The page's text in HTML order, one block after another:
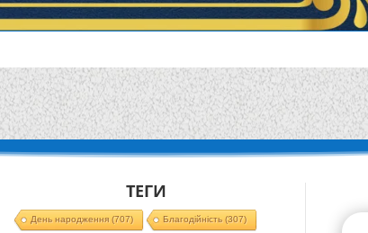
ТЕГИ
День народження(707) Благодійність(307)